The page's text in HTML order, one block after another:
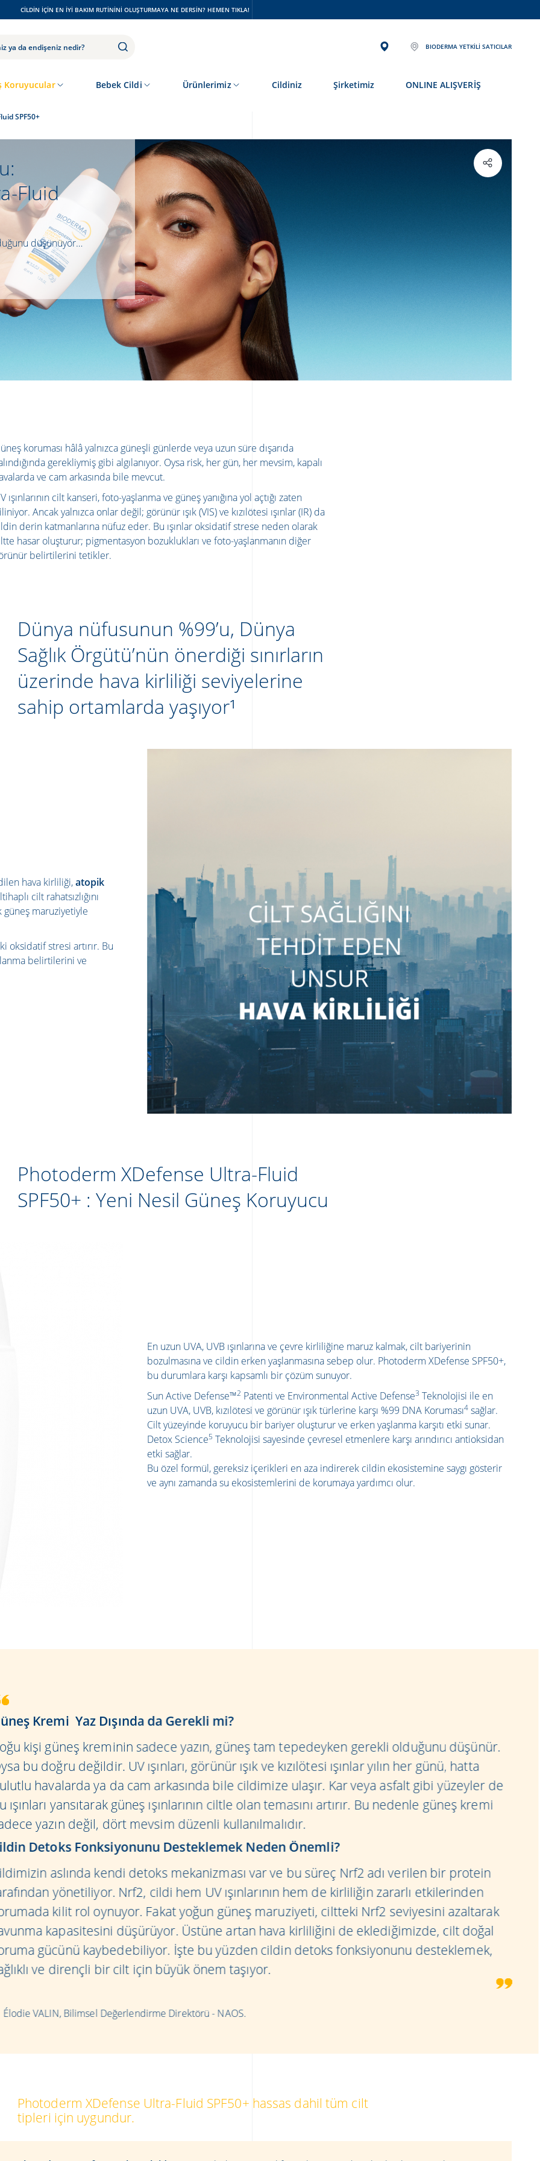
CILDIN IÇIN EN IYI BAKIM RUTININI OLUŞTURMAYA NE DERSIN? HEMEN TIKLA!
BIODERMA YETKILI SATICILAR
Koruyucular Bebek Cildi Ürünlerimiz Cildiniz Şirketimiz ONLINE ALIŞVERİŞ
SPF50+
Fluid
düşünüyor…
koruması hâlâ yalnızca güneşli günlerde veya uzun süre dışarıda
gerekliymiş gibi algılanıyor. Oysa risk, her gün, her mevsim, kapalı
ve cam arkasında bile mevcut.
ışınlarının cilt kanseri, foto-yaşlanma ve güneş yanığına yol açtığı zaten
Ancak yalnızca onlar değil; görünür ışık (VIS) ve kızılötesi ışınlar (IR) da
derin katmanlarına nüfuz eder. Bu ışınlar oksidatif strese neden olarak
hasar oluşturur; pigmentasyon bozuklukları ve foto-yaşlanmanın diğer
belirtilerini tetikler.
Dünya nüfusunun %99’u, Dünya
Sağlık Örgütü’nün önerdiği sınırların
üzerinde hava kirliliği seviyelerine
sahip ortamlarda yaşıyor¹
hava kirliliği,atopik
cilt rahatsızlığını
maruziyetiyle
stresi artırır. Bu
belirtilerini ve
Photoderm XDefense Ultra-Fluid
SPF50+ : Yeni Nesil Güneş Koruyucu
En uzun UVA, UVB ışınlarına ve çevre kirliliğine maruz kalmak, cilt bariyerinin
bozulmasına ve cildin erken yaşlanmasına sebep olur. Photoderm XDefense SPF50+,
bu durumlara karşı kapsamlı bir çözüm sunuyor.
Sun Active Defense™2 Patenti ve Environmental Active Defense3 Teknolojisi ile en
uzun UVA, UVB, kızılötesi ve görünür ışık türlerine karşı %99 DNA Koruması4 sağlar.
Cilt yüzeyinde koruyucu bir bariyer oluşturur ve erken yaşlanma karşıtı etki sunar.
Detox Science5 Teknolojisi sayesinde çevresel etmenlere karşı arındırıcı antioksidan
etki sağlar.
Bu özel formül, gereksiz içerikleri en aza indirerek cildin ekosistemine saygı gösterir
ve aynı zamanda su ekosistemlerini de korumaya yardımcı olur.
Kremi Yaz Dışında da Gerekli mi?
kişi güneş kreminin sadece yazın, güneş tam tepedeyken gerekli olduğunu düşünür.
bu doğru değildir. UV ışınları, görünür ışık ve kızılötesi ışınlar yılın her günü, hatta
havalarda ya da cam arkasında bile cildimize ulaşır. Kar veya asfalt gibi yüzeyler de
ışınları yansıtarak güneş ışınlarının ciltle olan temasını artırır. Bu nedenle güneş kremi
yazın değil, dört mevsim düzenli kullanılmalıdır.
Detoks Fonksiyonunu Desteklemek Neden Önemli?
aslında kendi detoks mekanizması var ve bu süreç Nrf2 adı verilen bir protein
yönetiliyor. Nrf2, cildi hem UV ışınlarının hem de kirliliğin zararlı etkilerinden
kilit rol oynuyor. Fakat yoğun güneş maruziyeti, ciltteki Nrf2 seviyesini azaltarak
kapasitesini düşürüyor. Üstüne artan hava kirliliğini de eklediğimizde, cilt doğal
gücünü kaybedebiliyor. İşte bu yüzden cildin detoks fonksiyonunu desteklemek,
ve dirençli bir cilt için büyük önem taşıyor.
Élodie VALIN, Bilimsel Değerlendirme Direktörü - NAOS.
Photoderm XDefense Ultra-Fluid SPF50+ hassas dahil tüm cilt
tipleri için uygundur.